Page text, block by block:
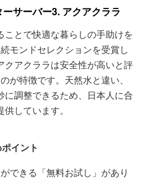
サーバー3. アクアクララ
とで快適な暮らしの手助けを
モンドセレクションを受賞し
アクララは安全性が高いと評
が特徴です。天然水と違い、
に調整できるため、日本人に合
しています。
イント
できる「無料お試し」があり